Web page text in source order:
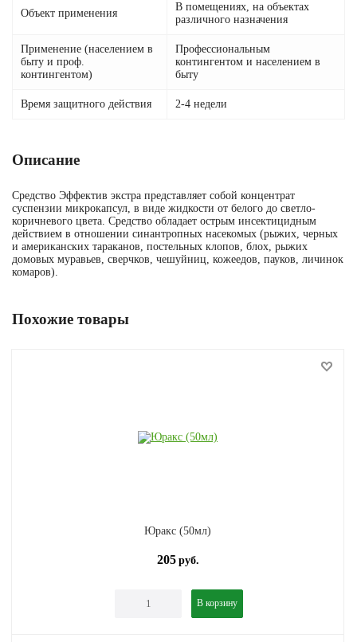
Объект применения
В помещениях, на объектах
различного назначения
Применение (населением в
быту и проф.
контингентом)
Профессиональным
контингентом и населением в
быту
Время защитного действия 2-4 недели
Описание
Средство Эффектив экстра представляет собой концентрат
суспензии микрокапсул, в виде жидкости от белого до светло-
коричневого цвета. Средство обладает острым инсектицидным
действием в отношении синантропных насекомых (рыжих, черных
и американских тараканов, постельных клопов, блох, рыжих
домовых муравьев, сверчков, чешуйниц, кожеедов, пауков, личинок
комаров).
Похожие товары
Юракс (50мл)
205 руб.
В корзину